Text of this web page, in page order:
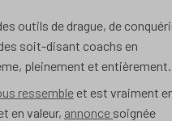
outils de drague, de
soit-disant coachs en
pleinement et entièrement.
ressemble et est vraiment
en valeur, annonce soignée